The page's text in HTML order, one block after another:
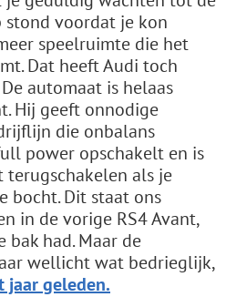
stond voordat je kon
speelruimte die het
Dat heeft Audi toch
automaat is helaas
Hij geeft onnodige
die onbalans
power opschakelt en is
als je
bocht. Dit staat ons
in de vorige RS4 Avant,
had. Maar de
wellicht wat bedrieglijk,
jaar geleden.